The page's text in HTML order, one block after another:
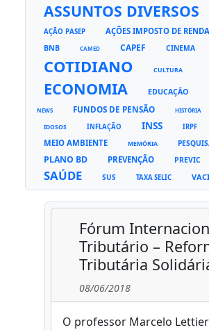
ASSUNTOS DIVERSOS
AÇÃO PASEP AÇÕES IMPOSTO DE RENDA
BNB CAMED CAPEF CINEMA
COTIDIANO CULTURA
ECONOMIA EDUCAÇÃO
NEWS FUNDOS DE PENSÃO HISTÓRIA
IDOSOS INFLAÇÃO INSS IRPF
MEIO AMBIENTE MEMÓRIA
PLANO BD PREVENÇÃO PREVIC
SAÚDE SUS TAXA SELIC
Fórum
Tributário –
Tributária
08/06/2018
O professor Marcelo